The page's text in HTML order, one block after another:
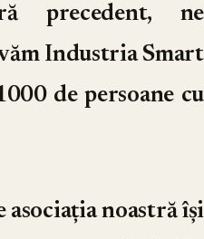
precedent, ne
Industria Smart
de persoane cu
asociația noastră își